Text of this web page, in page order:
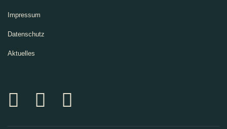
Impressum
Datenschutz
Aktuelles